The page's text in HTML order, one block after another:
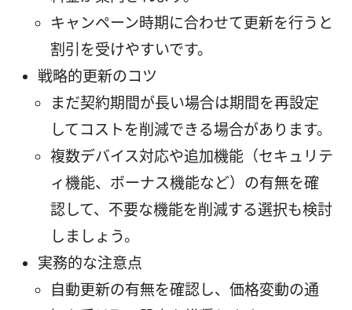
キャンペーン時期に合わせて更新を行うと
割引を受けやすいです。
戦略的更新のコツ
まだ契約期間が長い場合は期間を再設定
してコストを削減できる場合があります。
複数デバイス対応や追加機能（セキュリテ
ィ機能、ボーナス機能など）の有無を確
認して、不要な機能を削減する選択も検討
しましょう。
実務的な注意点
自動更新の有無を確認し、価格変動の通